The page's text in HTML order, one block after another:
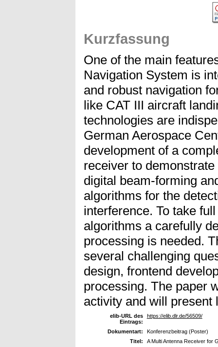
Kurzfassung
One of the main
Navigation System is
and robust navigation
like CAT III aircraft
technologies are
German Aerospace
development of a
receiver to
digital beam-forming
algorithms for the
interference. To take
algorithms a carefully
processing is needed.
several challenging
design, frontend
processing. The paper
activity and will present
elib-URL des
Eintrags:
https://elib.dlr.de/56509/
Dokumentart:
Konferenzbeitrag (Poster)
Titel:
A Multi Antenna Receiver for